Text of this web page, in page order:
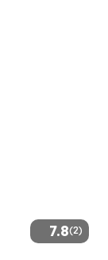
7.8(2)